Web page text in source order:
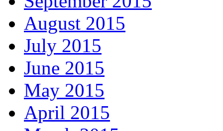
August 2015
July 2015
June 2015
May 2015
April 2015